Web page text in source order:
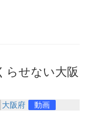
らせない大阪
大阪府 動画